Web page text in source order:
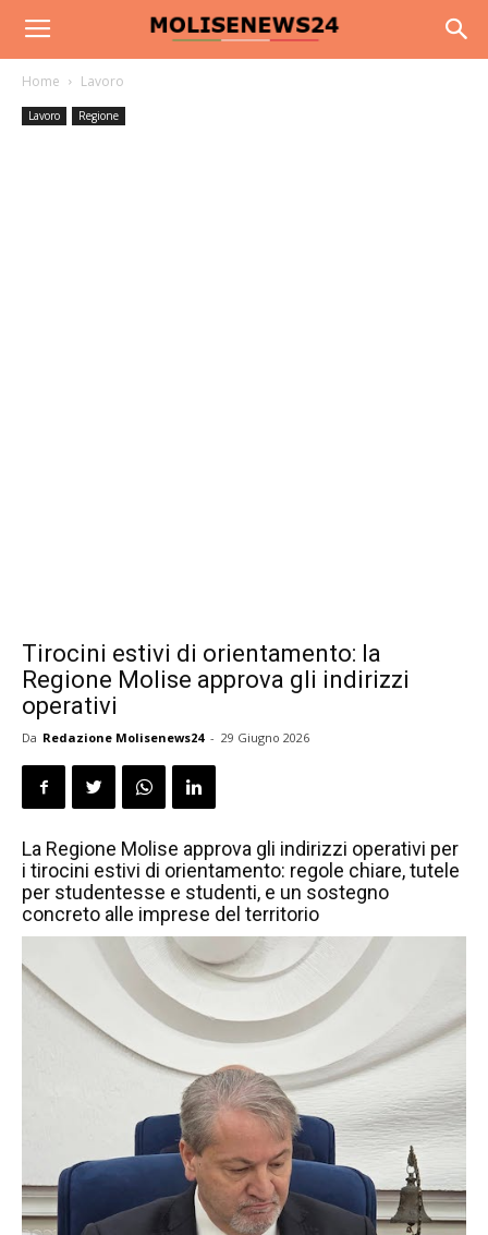
Home Lavoro
Lavoro Regione
Tirocini estivi di orientamento: la
Regione Molise approva gli indirizzi
operativi
Da Redazione Molisenews24 - 29 Giugno 2026
La Regione Molise approva gli indirizzi operativi per
i tirocini estivi di orientamento: regole chiare, tutele
per studentesse e studenti, e un sostegno
concreto alle imprese del territorio